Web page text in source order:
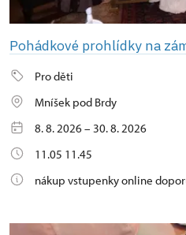
Pohádkové prohlídky na
Pro děti
Mníšek pod Brdy
8. 8. 2026 – 30. 8. 2026
11.05 11.45
nákup vstupenky online